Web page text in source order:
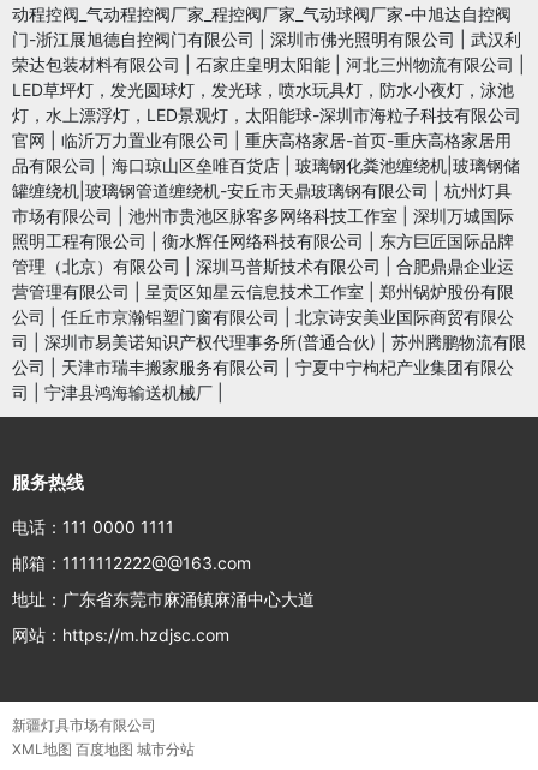
动程控阀_气动程控阀厂家_程控阀厂家_气动球阀厂家-中旭达自控阀
门-浙江展旭德自控阀门有限公司
深圳市佛光照明有限公司
武汉利
荣达包装材料有限公司
石家庄皇明太阳能 河北三州物流有限公司
LED草坪灯，发光圆球灯，发光球，喷水玩具灯，防水小夜灯，泳池
灯，水上漂浮灯，LED景观灯，太阳能球-深圳市海粒子科技有限公司
官网
临沂万力置业有限公司
重庆高格家居-首页-重庆高格家居用
品有限公司
海口琼山区垒唯百货店
玻璃钢化粪池缠绕机|玻璃钢储
罐缠绕机|玻璃钢管道缠绕机-安丘市天鼎玻璃钢有限公司
杭州灯具
市场有限公司
池州市贵池区脉客多网络科技工作室
深圳万城国际
照明工程有限公司
衡水辉任网络科技有限公司
东方巨匠国际品牌
管理（北京）有限公司
深圳马普斯技术有限公司
合肥鼎鼎企业运
营管理有限公司
呈贡区知星云信息技术工作室
郑州锅炉股份有限
公司
任丘市京瀚铝塑门窗有限公司
北京诗安美业国际商贸有限公
司
深圳市易美诺知识产权代理事务所(普通合伙)
苏州腾鹏物流有限
公司
天津市瑞丰搬家服务有限公司
宁夏中宁枸杞产业集团有限公
司
宁津县鸿海输送机械厂
服务热线
电话：111 0000 1111
邮箱：1111112222@@163.com
地址：广东省东莞市麻涌镇麻涌中心大道
网站：https://m.hzdjsc.com
新疆灯具市场有限公司
XML地图 百度地图 城市分站